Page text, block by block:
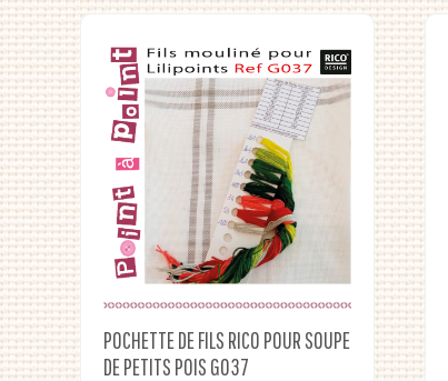
POCHETTE DE FILS RICO POUR SOUPE
DE PETITS POIS G037